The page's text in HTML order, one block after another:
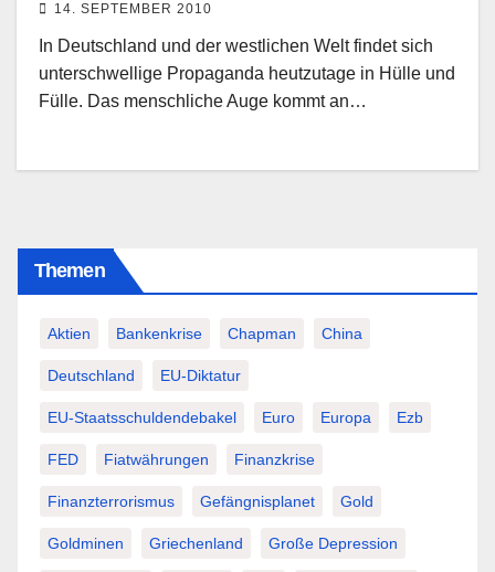
14. SEPTEMBER 2010
In Deutschland und der westlichen Welt findet sich
unterschwellige Propaganda heutzutage in Hülle und
Fülle. Das menschliche Auge kommt an…
Themen
Aktien Bankenkrise Chapman China
Deutschland EU-Diktatur
EU-Staatsschuldendebakel Euro Europa Ezb
FED Fiatwährungen Finanzkrise
Finanzterrorismus Gefängnisplanet Gold
Goldminen Griechenland Große Depression